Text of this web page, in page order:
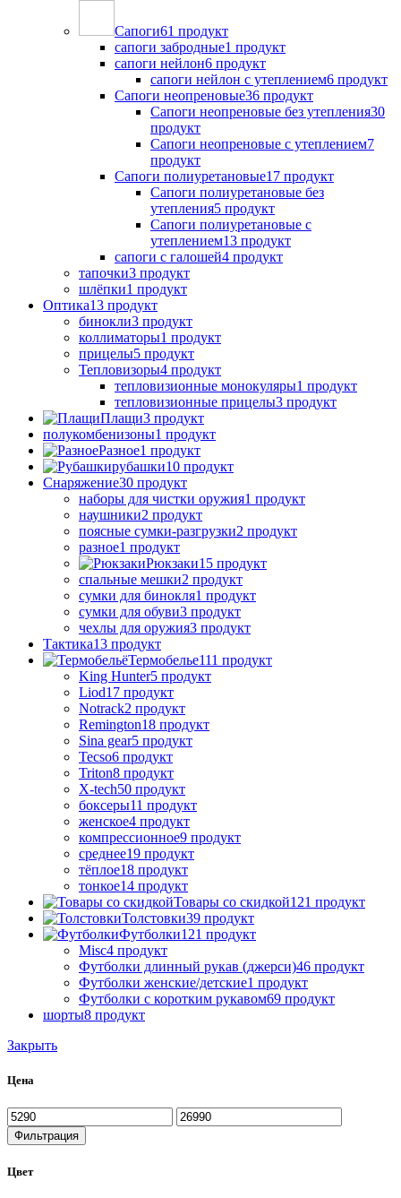
Сапоги61 продукт
сапоги забродные1 продукт
сапоги нейлон6 продукт
сапоги нейлон с утеплением6 продукт
Сапоги неопреновые36 продукт
Сапоги неопреновые без утепления30
продукт
Сапоги неопреновые с утеплением7
продукт
Сапоги полиуретановые17 продукт
Сапоги полиуретановые без
утепления5 продукт
Сапоги полиуретановые с
утеплением13 продукт
сапоги с галошей4 продукт
тапочки3 продукт
шлёпки1 продукт
Оптика13 продукт
бинокли3 продукт
коллиматоры1 продукт
прицелы5 продукт
Тепловизоры4 продукт
тепловизионные монокуляры1 продукт
тепловизионные прицелы3 продукт
Плащи3 продукт
полукомбенизоны1 продукт
Разное1 продукт
рубашки10 продукт
Снаряжение30 продукт
наборы для чистки оружия1 продукт
наушники2 продукт
поясные сумки-разгрузки2 продукт
разное1 продукт
Рюкзаки15 продукт
спальные мешки2 продукт
сумки для бинокля1 продукт
сумки для обуви3 продукт
чехлы для оружия3 продукт
Тактика13 продукт
Термобелье111 продукт
King Hunter5 продукт
Liod17 продукт
Notrack2 продукт
Remington18 продукт
Sina gear5 продукт
Tecso6 продукт
Triton8 продукт
X-tech50 продукт
боксеры11 продукт
женское4 продукт
компрессионное9 продукт
среднее19 продукт
тёплое18 продукт
тонкое14 продукт
Товары со скидкой121 продукт
Толстовки39 продукт
Футболки121 продукт
Misc4 продукт
Футболки длинный рукав (джерси)46 продукт
Футболки женские/детские1 продукт
Футболки с коротким рукавом69 продукт
шорты8 продукт
Закрыть
Цена
Минимальная
цена
Максимальная
цена
Фильтрация
Цвет